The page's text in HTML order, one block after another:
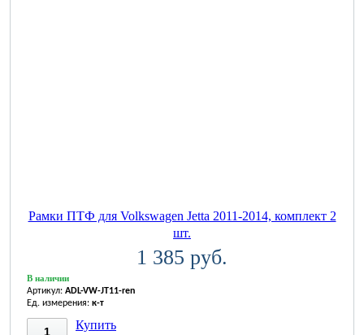
Рамки ПТФ для Volkswagen Jetta 2011-2014, комплект 2
шт.
1 385 руб.
В наличии
Артикул: ADL-VW-JT11-ren
Ед. измерения: к-т
Купить